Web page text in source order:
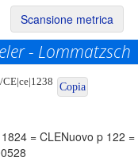
Scansione metrica
- Lommatzsch
Copia
= CLENuovo p 122 =